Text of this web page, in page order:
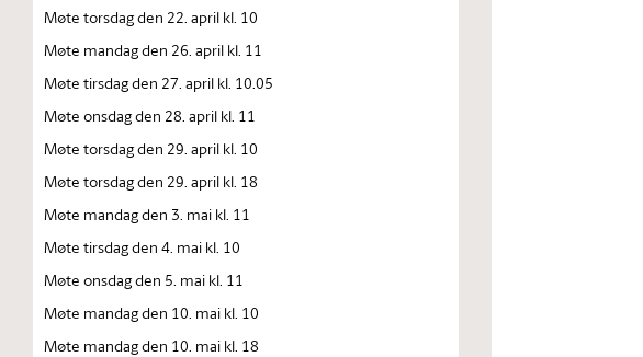
Møte torsdag den 22. april kl. 10
Møte mandag den 26. april kl. 11
Møte tirsdag den 27. april kl. 10.05
Møte onsdag den 28. april kl. 11
Møte torsdag den 29. april kl. 10
Møte torsdag den 29. april kl. 18
Møte mandag den 3. mai kl. 11
Møte tirsdag den 4. mai kl. 10
Møte onsdag den 5. mai kl. 11
Møte mandag den 10. mai kl. 10
Møte mandag den 10. mai kl. 18